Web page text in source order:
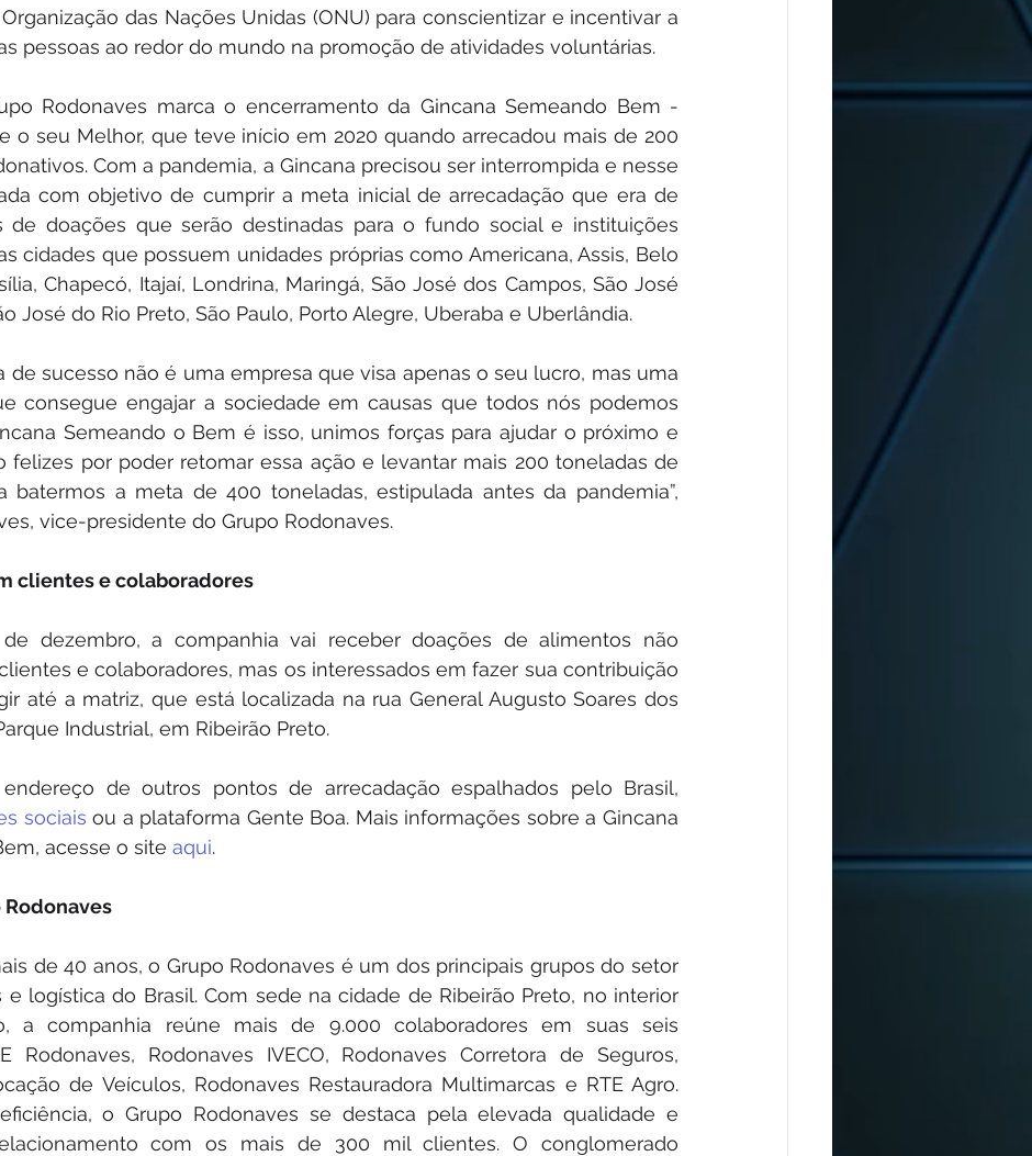
das Nações Unidas (ONU) para conscientizar e incentivar a
pessoas ao redor do mundo na promoção de atividades voluntárias.
Rodonaves marca o encerramento da Gincana Semeando Bem -
o seu Melhor, que teve início em 2020 quando arrecadou mais de 200
Com a pandemia, a Gincana precisou ser interrompida e nesse
com objetivo de cumprir a meta inicial de arrecadação que era de
de doações que serão destinadas para o fundo social e instituições
cidades que possuem unidades próprias como Americana, Assis, Belo
Chapecó, Itajaí, Londrina, Maringá, São José dos Campos, São José
José do Rio Preto, São Paulo, Porto Alegre, Uberaba e Uberlândia.
de sucesso não é uma empresa que visa apenas o seu lucro, mas uma
consegue engajar a sociedade em causas que todos nós podemos
Semeando o Bem é isso, unimos forças para ajudar o próximo e
felizes por poder retomar essa ação e levantar mais 200 toneladas de
batermos a meta de 400 toneladas, estipulada antes da pandemia”,
vice-presidente do Grupo Rodonaves.
clientes e colaboradores
dezembro, a companhia vai receber doações de alimentos não
e colaboradores, mas os interessados em fazer sua contribuição
até a matriz, que está localizada na rua General Augusto Soares dos
Industrial, em Ribeirão Preto.
de outros pontos de arrecadação espalhados pelo Brasil,
sociais ou a plataforma Gente Boa. Mais informações sobre a Gincana
acesse o site aqui.
Rodonaves
de 40 anos, o Grupo Rodonaves é um dos principais grupos do setor
e logística do Brasil. Com sede na cidade de Ribeirão Preto, no interior
a companhia reúne mais de 9.000 colaboradores em suas seis
Rodonaves, Rodonaves IVECO, Rodonaves Corretora de Seguros,
de Veículos, Rodonaves Restauradora Multimarcas e RTE Agro.
o Grupo Rodonaves se destaca pela elevada qualidade e
com os mais de 300 mil clientes. O conglomerado